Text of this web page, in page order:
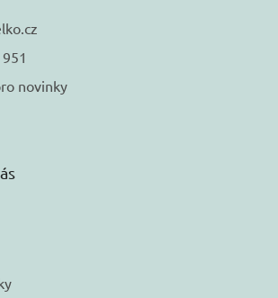
novinky